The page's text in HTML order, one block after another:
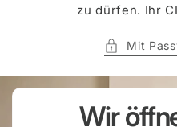
zu dürfen. Ihr
Mit
Wir